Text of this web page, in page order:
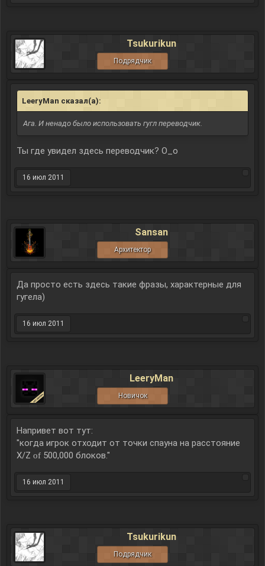
Tsukurikun
Подрядчик
LeeryMan сказал(а):
Ага. И ненадо было использовать гугл переводчик.
Ты где увидел здесь переводчик? О_о
16 июл 2011
Sansan
Архитектор
Да просто есть здесь такие фразы, характерные для
гугела)
16 июл 2011
LeeryMan
Новичок
Напривет вот тут:
"когда игрок отходит от точки спауна на расстояние
X/Z of 500,000 блоков."
16 июл 2011
Tsukurikun
Подрядчик